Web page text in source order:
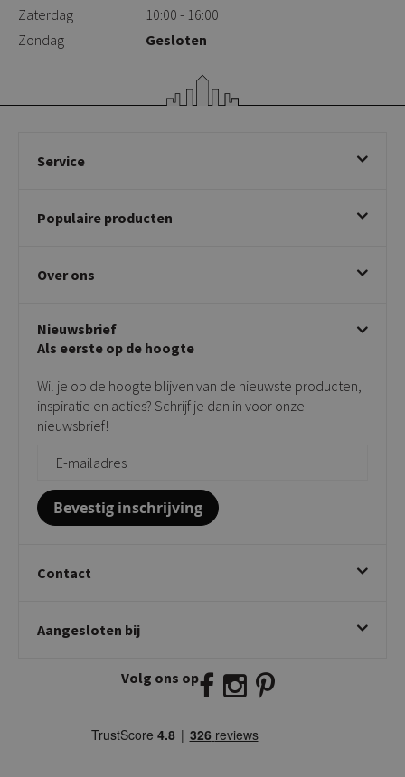
Zaterdag
10:00 - 16:00
Zondag
Gesloten
Service
Betalen & annuleren
Klachtafhandeling
Privacy policy
Populaire producten
Draaibare eetkamerstoelen
Taupe stoelen
Tuinstoelen
Bijzettafels
Over ons
Showroom
Contact
Onderhoudsproducten
Vloerbescherming
Giftcards
Nieuwsbrief
Als eerste op de hoogte
Wil je op de hoogte blijven van de nieuwste producten,
inspiratie en acties? Schrijf je dan in voor onze
nieuwsbrief!
Bevestig inschrijving
Contact
Twijnstraweg 2
info@kickcollection.nl
Aangesloten bij
Volg ons op